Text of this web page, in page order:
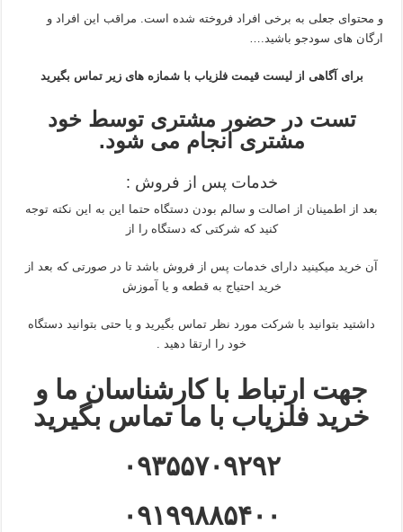
و محتوای جعلی به برخی افراد فروخته شده است. مراقب این افراد و
ارگان های سودجو باشید.…
برای آگاهی از لیست قیمت فلزیاب با شمازه های زیر تماس بگیرید
تست در حضور مشتری توسط خود
مشتری انجام می شود.
خدمات پس از فروش :
بعد از اطمینان از اصالت و سالم بودن دستگاه حتما این به این نکته توجه
کنید که شرکتی که دستگاه را از
آن خرید میکینید دارای خدمات پس از فروش باشد تا در صورتی که بعد از
خرید احتیاج به قطعه و یا آموزش
داشتید بتوانید با شرکت مورد نظر تماس بگیرید و یا حتی بتوانید دستگاه
خود را ارتقا دهید .
جهت ارتباط با کارشناسان ما و
خرید فلزیاب با ما تماس بگیرید
۰۹۳۵۵۷۰۹۲۹۲
۰۹۱۹۹۸۸۵۴۰۰